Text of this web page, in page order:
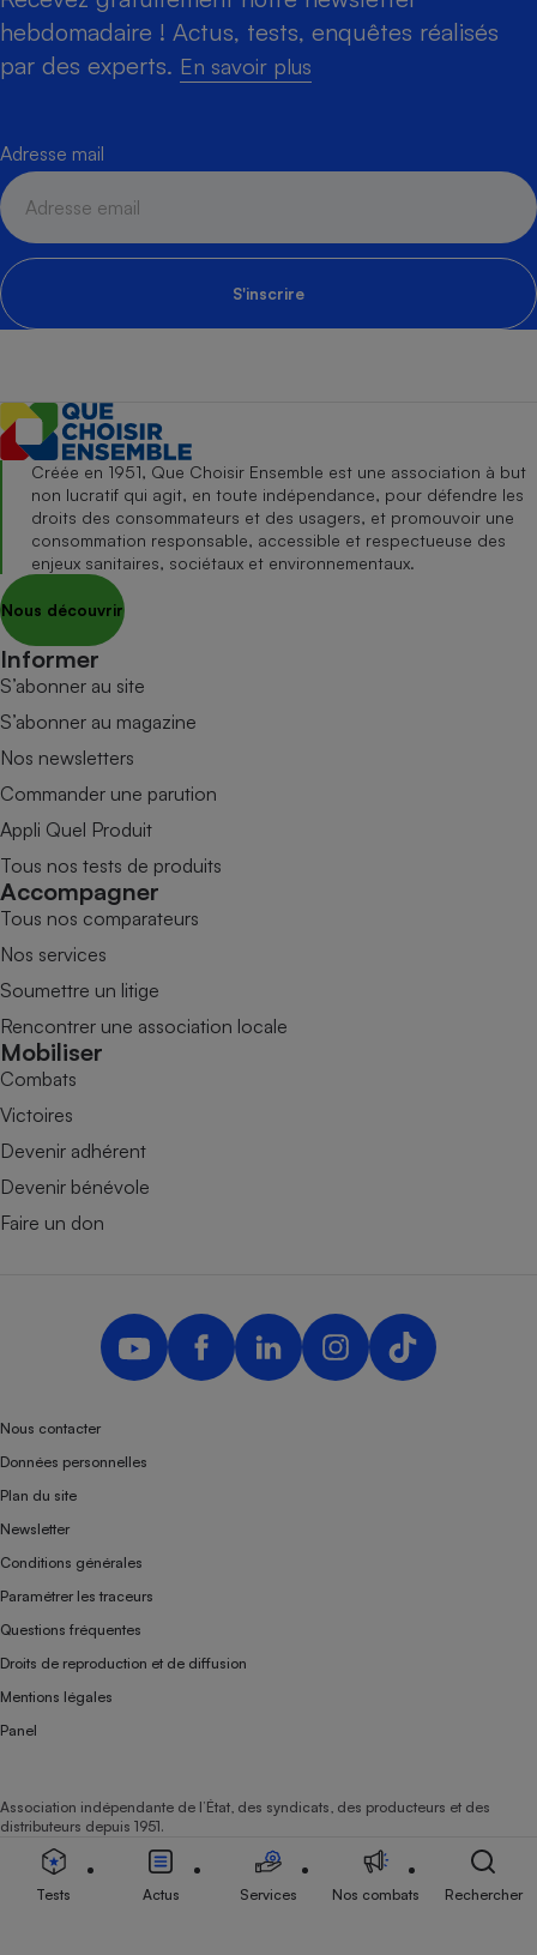
hebdomadaire ! Actus, tests, enquêtes réalisés
par des experts. En savoir plus
Adresse mail
S'inscrire
Créée en 1951, Que Choisir Ensemble est une association à but
non lucratif qui agit, en toute indépendance, pour défendre les
droits des consommateurs et des usagers, et promouvoir une
consommation responsable, accessible et respectueuse des
enjeux sanitaires, sociétaux et environnementaux.
Nous découvrir
Informer
S’abonner au site
S’abonner au magazine
Nos newsletters
Commander une parution
Appli Quel Produit
Tous nos tests de produits
Accompagner
Tous nos comparateurs
Nos services
Soumettre un litige
Rencontrer une association locale
Mobiliser
Combats
Victoires
Devenir adhérent
Devenir bénévole
Faire un don
Nous contacter
Données personnelles
Plan du site
Newsletter
Conditions générales
Paramétrer les traceurs
Questions fréquentes
Droits de reproduction et de diffusion
Mentions légales
Panel
Association indépendante de l’État, des syndicats, des producteurs et des
distributeurs depuis 1951.
Tests Actus Services Nos combats Rechercher